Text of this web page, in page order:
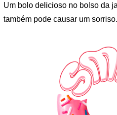
Um bolo delicioso no bolso da
também pode causar um sorriso.